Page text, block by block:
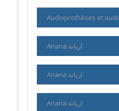
Audioprothèses et
Ariana اريانة
Ariana اريانة
Ariana اريانة